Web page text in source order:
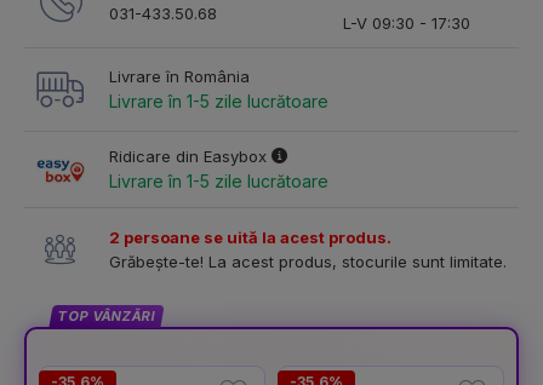
031-433.50.68
L-V 09:30 - 17:30
Livrare în România
Livrare în 1-5 zile lucrătoare
Ridicare din Easybox
Livrare în 1-5 zile lucrătoare
2 persoane se uită la acest produs.
Grăbește-te! La acest produs, stocurile sunt limitate.
TOP VÂNZĂRI